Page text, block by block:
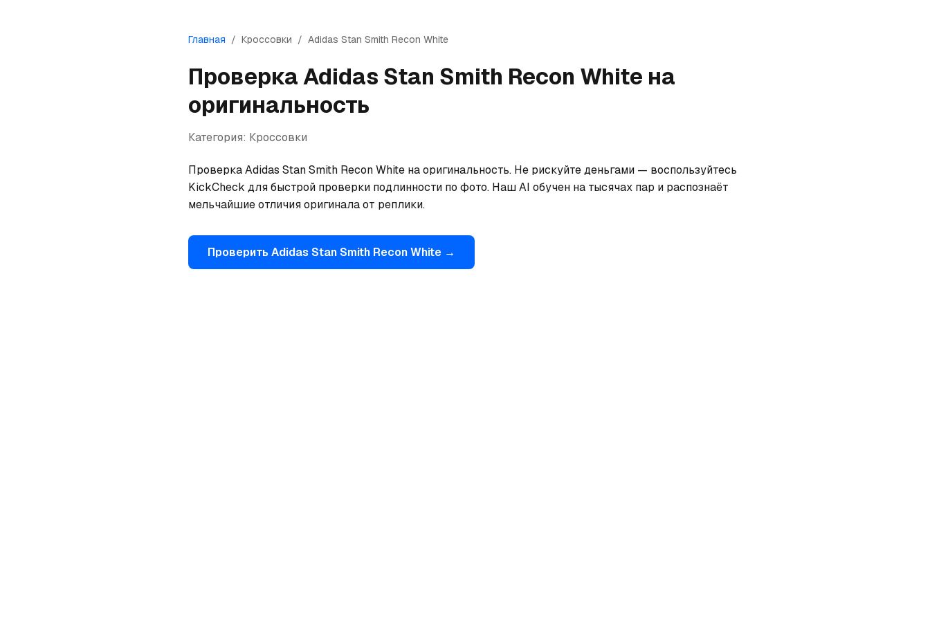
Главная / Кроссовки / Adidas Stan Smith Recon White
ПроверкаAdidas Stan Smith Recon White на
оригинальность
Категория: Кроссовки
Проверка Adidas Stan Smith Recon White на оригинальность. Не рискуйте деньгами — воспользуйтесь
KickCheck для быстрой проверки подлинности по фото. Наш AI обучен на тысячах пар и распознаёт
мельчайшие отличия оригинала от реплики.
Проверить Adidas Stan Smith Recon White →